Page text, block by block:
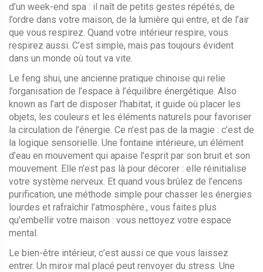
d’un week-end spa : il naît de petits gestes répétés, de
l’ordre dans votre maison, de la lumière qui entre, et de l’air
que vous respirez. Quand votre intérieur respire, vous
respirez aussi. C’est simple, mais pas toujours évident
dans un monde où tout va vite.
Le feng shui, une ancienne pratique chinoise qui relie
l’organisation de l’espace à l’équilibre énergétique. Also
known as l’art de disposer l’habitat, it guide où placer les
objets, les couleurs et les éléments naturels pour favoriser
la circulation de l’énergie. Ce n’est pas de la magie : c’est de
la logique sensorielle. Une fontaine intérieure, un élément
d’eau en mouvement qui apaise l’esprit par son bruit et son
mouvement. Elle n’est pas là pour décorer : elle réinitialise
votre système nerveux. Et quand vous brûlez de l’encens
purification, une méthode simple pour chasser les énergies
lourdes et rafraîchir l’atmosphère., vous faites plus
qu’embellir votre maison : vous nettoyez votre espace
mental.
Le bien-être intérieur, c’est aussi ce que vous laissez
entrer. Un miroir mal placé peut renvoyer du stress. Une